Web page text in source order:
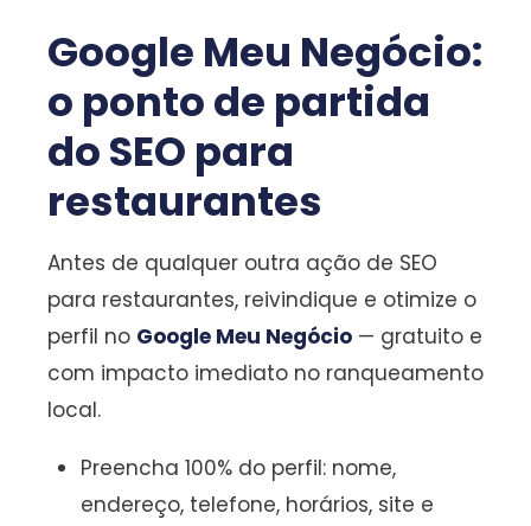
Google Meu Negócio:
o ponto de partida
do SEO para
restaurantes
Antes de qualquer outra ação de SEO
para restaurantes, reivindique e otimize o
perfil no Google Meu Negócio — gratuito e
com impacto imediato no ranqueamento
local.
Preencha 100% do perfil: nome,
endereço, telefone, horários, site e